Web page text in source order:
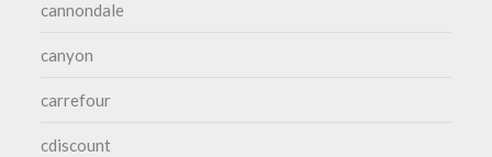
cannondale
canyon
carrefour
cdiscount